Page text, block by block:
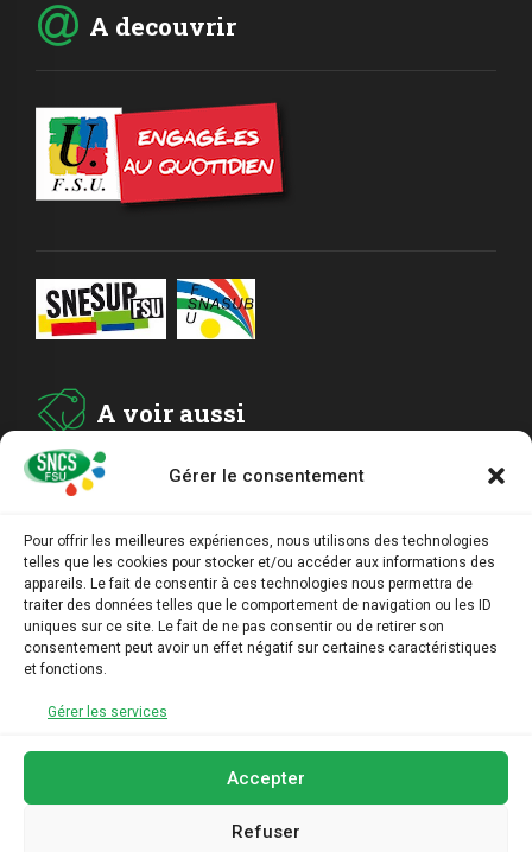
Gérer le consentement
Pour offrir les meilleures expériences, nous utilisons des technologies
telles que les cookies pour stocker et/ou accéder aux informations des
appareils. Le fait de consentir à ces technologies nous permettra de
traiter des données telles que le comportement de navigation ou les ID
uniques sur ce site. Le fait de ne pas consentir ou de retirer son
consentement peut avoir un effet négatif sur certaines caractéristiques
et fonctions.
Gérer les services
Accepter
Refuser
A decouvrir
A voir aussi
ADHESION
ARCHIVES
AGENDA